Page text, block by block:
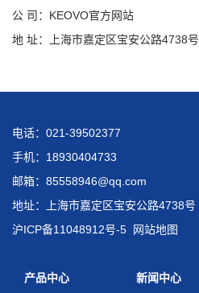
公 司：KEOVO官方网站
地 址：上海市嘉定区宝安公路4738号
电话：021-39502377
手机：18930404733
邮箱：85558946@qq.com
地址：上海市嘉定区宝安公路4738号
沪ICP备11048912号-5
网站地图
产品中心 新闻中心